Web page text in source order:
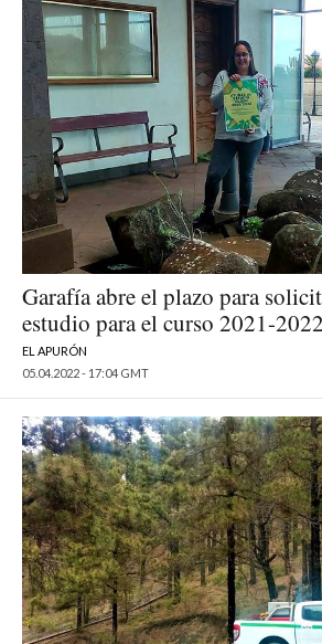
Garafía abre el plazo para
estudio para el curso 2021-2022
EL APURÓN
05.04.2022 - 17:04 GMT